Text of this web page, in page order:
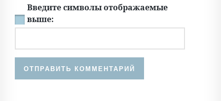
Введите символы отображаемые
выше: